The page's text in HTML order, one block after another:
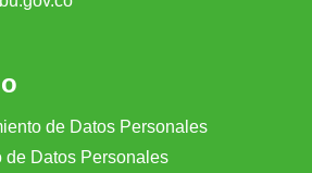
de Datos Personales
de Datos Personales